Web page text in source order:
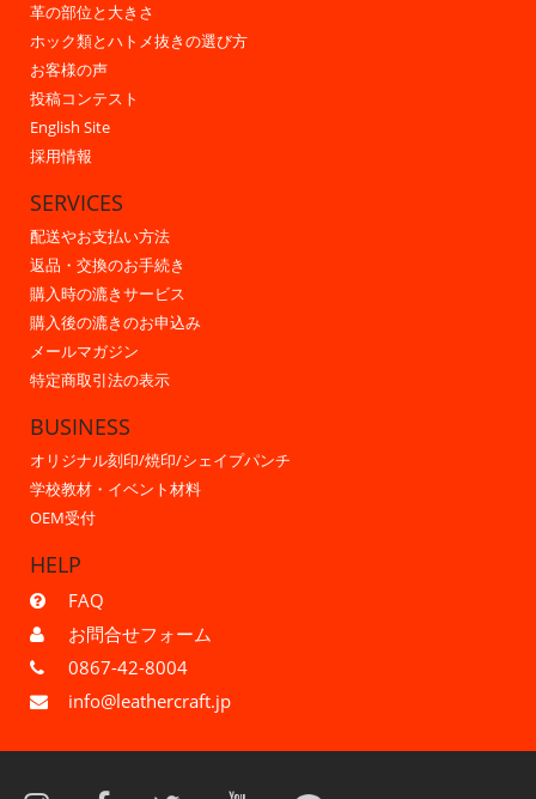
革の部位と大きさ
ホック類とハトメ抜きの選び方
お客様の声
投稿コンテスト
English Site
採用情報
SERVICES
配送やお支払い方法
返品・交換のお手続き
購入時の漉きサービス
購入後の漉きのお申込み
メールマガジン
特定商取引法の表示
BUSINESS
オリジナル刻印/焼印/シェイプパンチ
学校教材・イベント材料
OEM受付
HELP
FAQ
お問合せフォーム
0867-42-8004
info@leathercraft.jp